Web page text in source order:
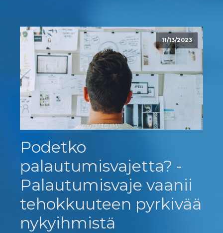
11/13/2023
Podetko
palautumisvajetta? -
Palautumisvaje vaanii
tehokkuuteen pyrkivää
nykyihmistä